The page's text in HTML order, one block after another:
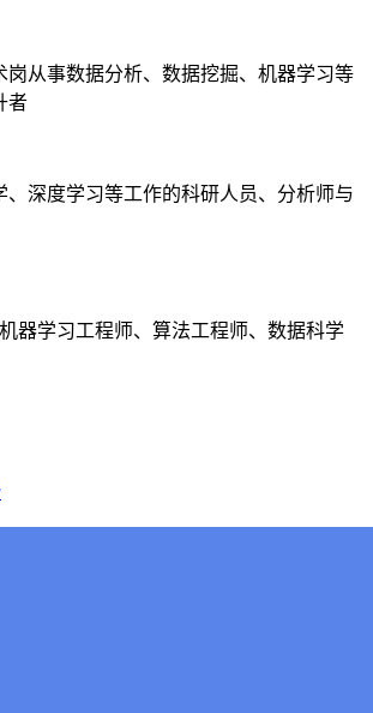
岗从事数据分析、数据挖掘、机器学习等
者
、深度学习等工作的科研人员、分析师与
器学习工程师、算法工程师、数据科学